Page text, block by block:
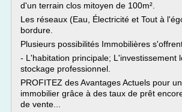
d'un terrain clos mitoyen de 100m².
Les réseaux (Eau, Électricité et Tout à
bordure.
Plusieurs possibilités Immobilières
- L'habitation principale; L'investissement
stockage professionnel.
PROFITEZ des Avantages Actuels pour
immobilier grâce à des taux de prêt
de vente...